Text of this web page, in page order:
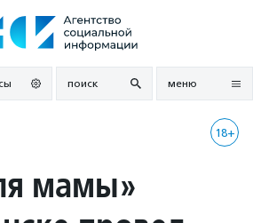
поиск меню
18+
мамы»